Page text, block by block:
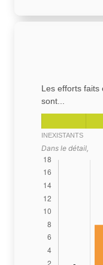
Les efforts faits
sont...
INEXISTANTS
Dans le détail,